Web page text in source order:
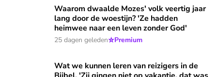
Waarom dwaalde Mozes' volk veertig jaar lang door de
Waarom dwaalde Mozes' volk veertig jaar
lang door de woestijn? 'Ze hadden
heimwee naar een leven zonder God'
25 dagen geleden⭐Premium
Wat we kunnen leren van reizigers in de Bijbel. 'Zij gingen
Wat we kunnen leren van reizigers in de